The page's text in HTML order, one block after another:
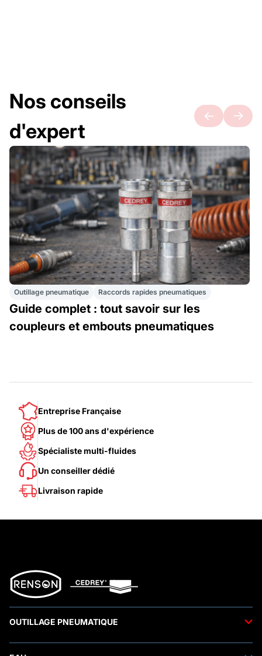
Nos conseils
d'expert
Outillage pneumatique Raccords rapides pneumatiques
Guide complet : tout savoir sur les
coupleurs et embouts pneumatiques
Entreprise Française
Plus de 100 ans d'expérience
Spécialiste multi-fluides
Un conseiller dédié
Livraison rapide
OUTILLAGE PNEUMATIQUE